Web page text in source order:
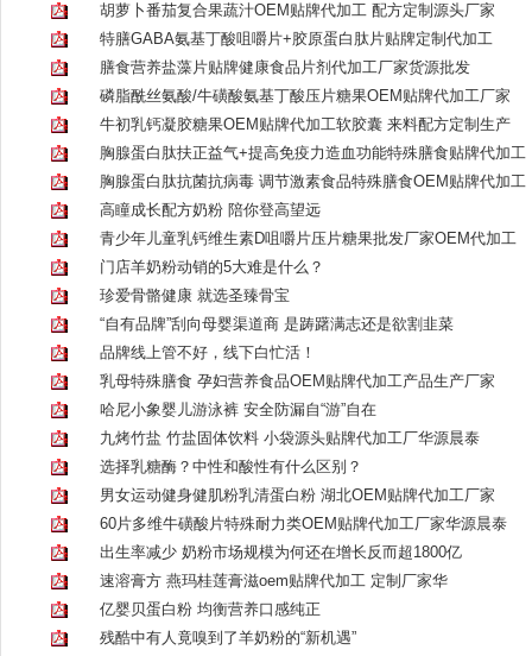
胡萝卜番茄复合果蔬汁OEM贴牌代加工 配方定制源头厂家
特膳GABA氨基丁酸咀嚼片+胶原蛋白肽片贴牌定制代加工
膳食营养盐藻片贴牌健康食品片剂代加工厂家货源批发
磷脂酰丝氨酸/牛磺酸氨基丁酸压片糖果OEM贴牌代加工厂家
牛初乳钙凝胶糖果OEM贴牌代加工软胶囊 来料配方定制生产
胸腺蛋白肽扶正益气+提高免疫力造血功能特殊膳食贴牌代加工
胸腺蛋白肽抗菌抗病毒 调节激素食品特殊膳食OEM贴牌代加工
高瞳成长配方奶粉 陪你登高望远
青少年儿童乳钙维生素D咀嚼片压片糖果批发厂家OEM代加工
门店羊奶粉动销的5大难是什么？
珍爱骨骼健康 就选圣臻骨宝
“自有品牌”刮向母婴渠道商 是踌躇满志还是欲割韭菜
品牌线上管不好，线下白忙活！
乳母特殊膳食 孕妇营养食品OEM贴牌代加工产品生产厂家
哈尼小象婴儿游泳裤 安全防漏自“游”自在
九烤竹盐 竹盐固体饮料 小袋源头贴牌代加工厂华源晨泰
选择乳糖酶？中性和酸性有什么区别？
男女运动健身健肌粉乳清蛋白粉 湖北OEM贴牌代加工厂家
60片多维牛磺酸片特殊耐力类OEM贴牌代加工厂家华源晨泰
出生率减少 奶粉市场规模为何还在增长反而超1800亿
速溶膏方 燕玛桂莲膏滋oem贴牌代加工 定制厂家华
亿婴贝蛋白粉 均衡营养口感纯正
残酷中有人竟嗅到了羊奶粉的“新机遇”